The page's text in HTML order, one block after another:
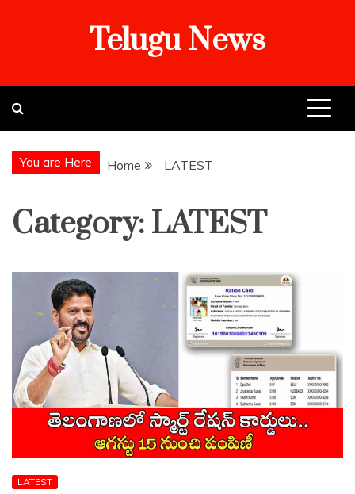
Telugu News
You are Here Home LATEST
Category: LATEST
LATEST